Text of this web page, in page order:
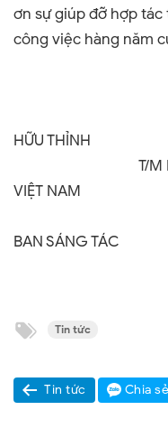
ơn sự giúp đỡ hợp
công việc hàng năm
T/L
HỮU THỈNH
T/M BAN
VIỆT NAM
BAN SÁNG TÁC
Tin tức
Tin tức Chia sẻ